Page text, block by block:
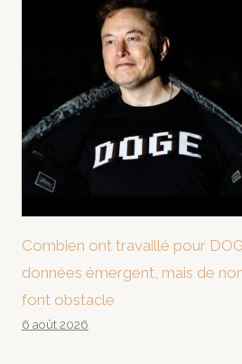
Combien ont travaillé pour
données émergent, mais de
font obstacle
6 août 2026